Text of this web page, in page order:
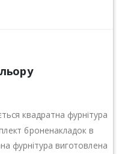
квадратна фурнітура
броненакладок в
фурнітура виготовлена